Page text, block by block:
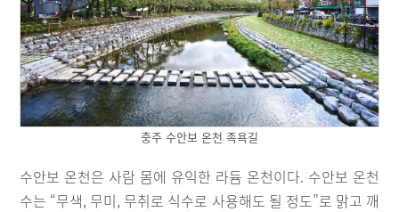
충주 수안보 온천 족욕길
수안보 온천은 사람 몸에 유익한 라듐 온천이다. 수안보 온천
수는 “무색, 무미, 무취로 식수로 사용해도 될 정도”로 맑고 깨